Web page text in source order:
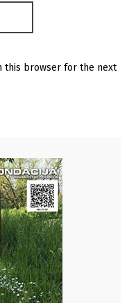
this browser for the next